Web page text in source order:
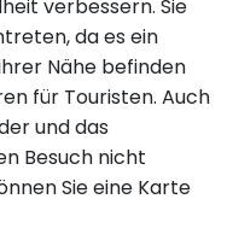
verbessern. Sie
da es ein
Nähe befinden
für Touristen. Auch
und das
Besuch nicht
Sie eine Karte